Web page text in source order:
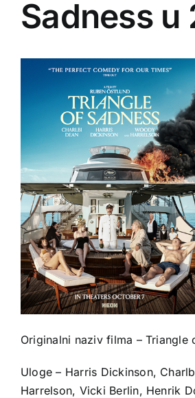
Sadness u
Originalni naziv filma – Triangle
Uloge – Harris Dickinson,
Harrelson, Vicki Berlin, Henrik